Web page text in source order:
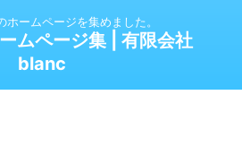
ホームページを集めました。
ムページ集 | 有限会社
blanc